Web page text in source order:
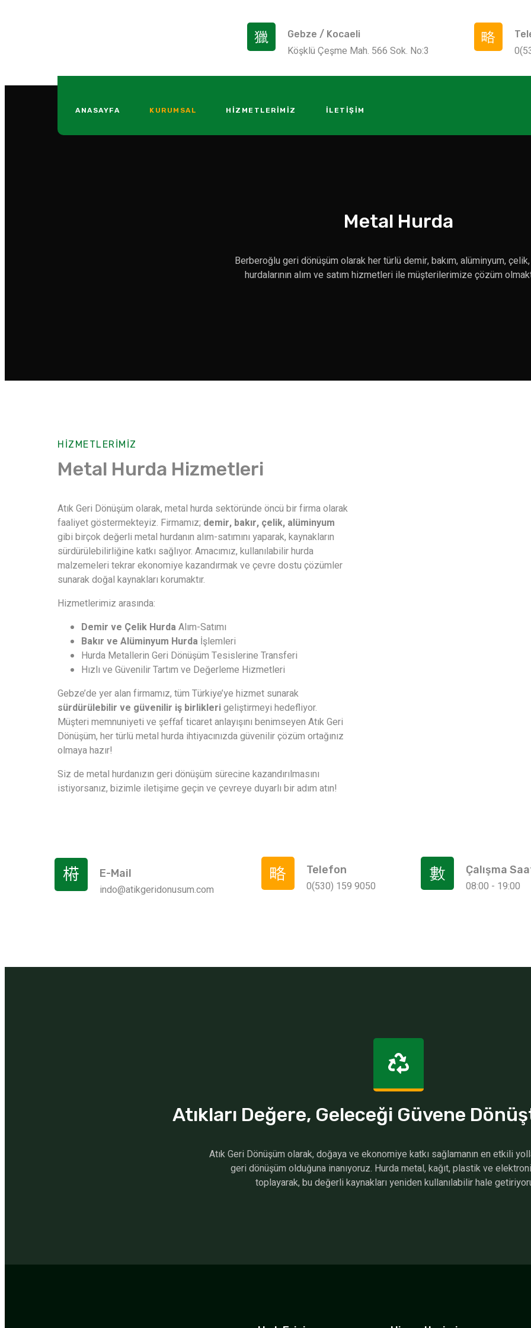
Gebze / Kocaeli
Köşklü Çeşme Mah. 566 Sok. No:3
ANASAYFA KURUMSAL HIZMETLERIMIZ İLETIŞIM
Metal Hurda
Berberoğlu geri dönüşüm olarak her türlü demir, bakım, alüminyum,
hurdalarının alım ve satım hizmetleri ile müşterilerimize çözüm
HIZMETLERIMIZ
Metal Hurda Hizmetleri
Atık Geri Dönüşüm olarak, metal hurda sektöründe öncü bir firma olarak
faaliyet göstermekteyiz. Firmamız; demir, bakır, çelik, alüminyum
gibi birçok değerli metal hurdanın alım-satımını yaparak, kaynakların
sürdürülebilirliğine katkı sağlıyor. Amacımız, kullanılabilir hurda
malzemeleri tekrar ekonomiye kazandırmak ve çevre dostu çözümler
sunarak doğal kaynakları korumaktır.
Hizmetlerimiz arasında:
Demir ve Çelik Hurda Alım-Satımı
Bakır ve Alüminyum Hurda İşlemleri
Hurda Metallerin Geri Dönüşüm Tesislerine Transferi
Hızlı ve Güvenilir Tartım ve Değerleme Hizmetleri
Gebze’de yer alan firmamız, tüm Türkiye’ye hizmet sunarak
sürdürülebilir ve güvenilir iş birliklerigeliştirmeyi hedefliyor.
Müşteri memnuniyeti ve şeffaf ticaret anlayışını benimseyen Atık Geri
Dönüşüm, her türlü metal hurda ihtiyacınızda güvenilir çözüm ortağınız
olmaya hazır!
Siz de metal hurdanızın geri dönüşüm sürecine kazandırılmasını
istiyorsanız, bizimle iletişime geçin ve çevreye duyarlı bir adım atın!
E-Mail
indo@atikgeridonusum.com
Telefon
0(530) 159 9050
Çalışma
08:00 - 19:00
Atıkları Değere, Geleceği Güvene
Atık Geri Dönüşüm olarak, doğaya ve ekonomiye katkı sağlamanın en etkili
geri dönüşüm olduğuna inanıyoruz. Hurda metal, kağıt, plastik ve
toplayarak, bu değerli kaynakları yeniden kullanılabilir hale